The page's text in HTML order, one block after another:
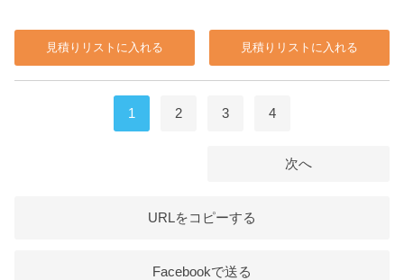
見積りリストに入れる 見積りリストに入れる
1 2 3 4
次へ
URLをコピーする
Facebookで送る